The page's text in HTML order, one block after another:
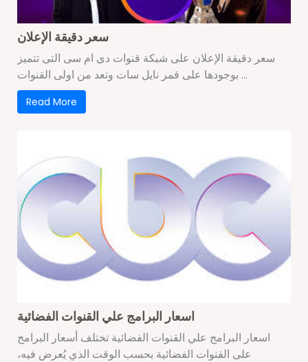
سعر دقيقة الإعلان
سعر دقيقة الإعلان على شبكة قنوات دى ام سى التى تتميز
بوجودها على قمر نايل سات وتعد من اولى القنوات ...
Read More
اسعار البرامج علي القنوات الفضائية
اسعار البرامج علي القنوات الفضائية تختلف أسعار البرامج
على القنوات الفضائية بحسب الوقت الذي يُعرض فيه،